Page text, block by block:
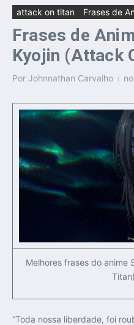
attack on titan Frases de
Frases de
Kyojin (Attack
Por Johnnathan Carvalho
Melhores frases do anime
“Toda nossa liberdade, foi